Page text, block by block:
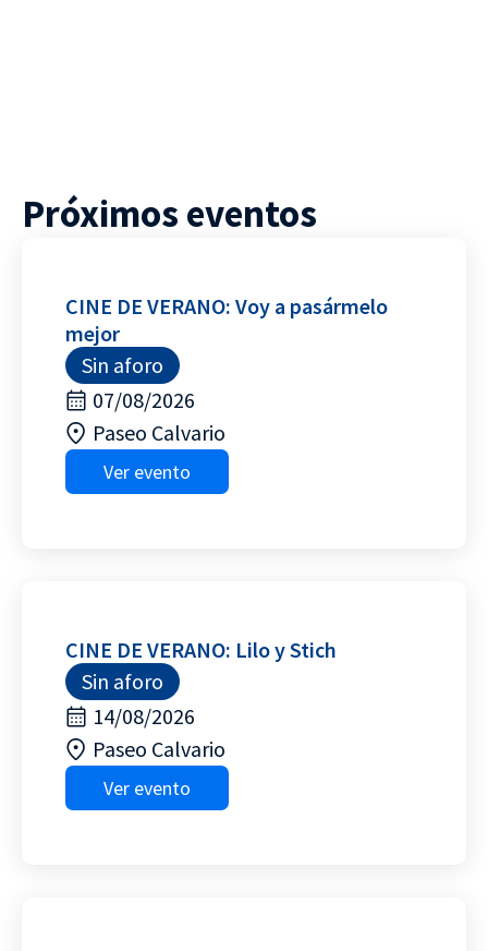
Próximos eventos
CINE DE VERANO: Voy a pasármelo
mejor
Sin aforo
07/08/2026
Paseo Calvario
Ver evento
CINE DE VERANO: Lilo y Stich
Sin aforo
14/08/2026
Paseo Calvario
Ver evento